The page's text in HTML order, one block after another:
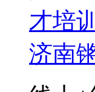
济南